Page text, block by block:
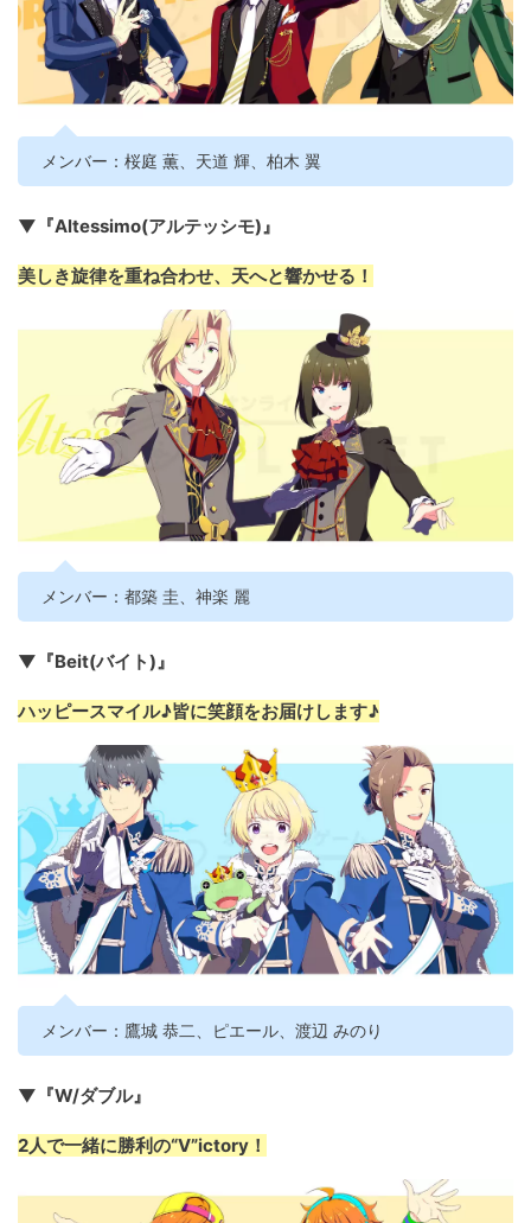
メンバー：桜庭 薫、天道 輝、柏木 翼
▼『Altessimo(アルテッシモ)』
美しき旋律を重ね合わせ、天へと響かせる！
メンバー：都築 圭、神楽 麗
▼『Beit(バイト)』
ハッピースマイル♪皆に笑顔をお届けします♪
メンバー：鷹城 恭二、ピエール、渡辺 みのり
▼『W/ダブル』
2人で一緒に勝利の“V”ictory！